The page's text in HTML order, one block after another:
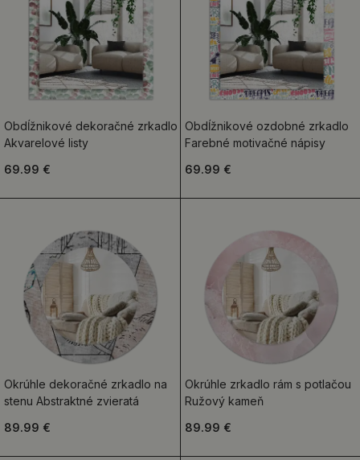
Obdĺžnikové dekoračné zrkadlo
Akvarelové listy
69.99 €
Obdĺžnikové ozdobné zrkadlo
Farebné motivačné nápisy
69.99 €
Okrúhle dekoračné zrkadlo na
stenu Abstraktné zvieratá
89.99 €
Okrúhle zrkadlo rám s potlačou
Ružový kameň
89.99 €